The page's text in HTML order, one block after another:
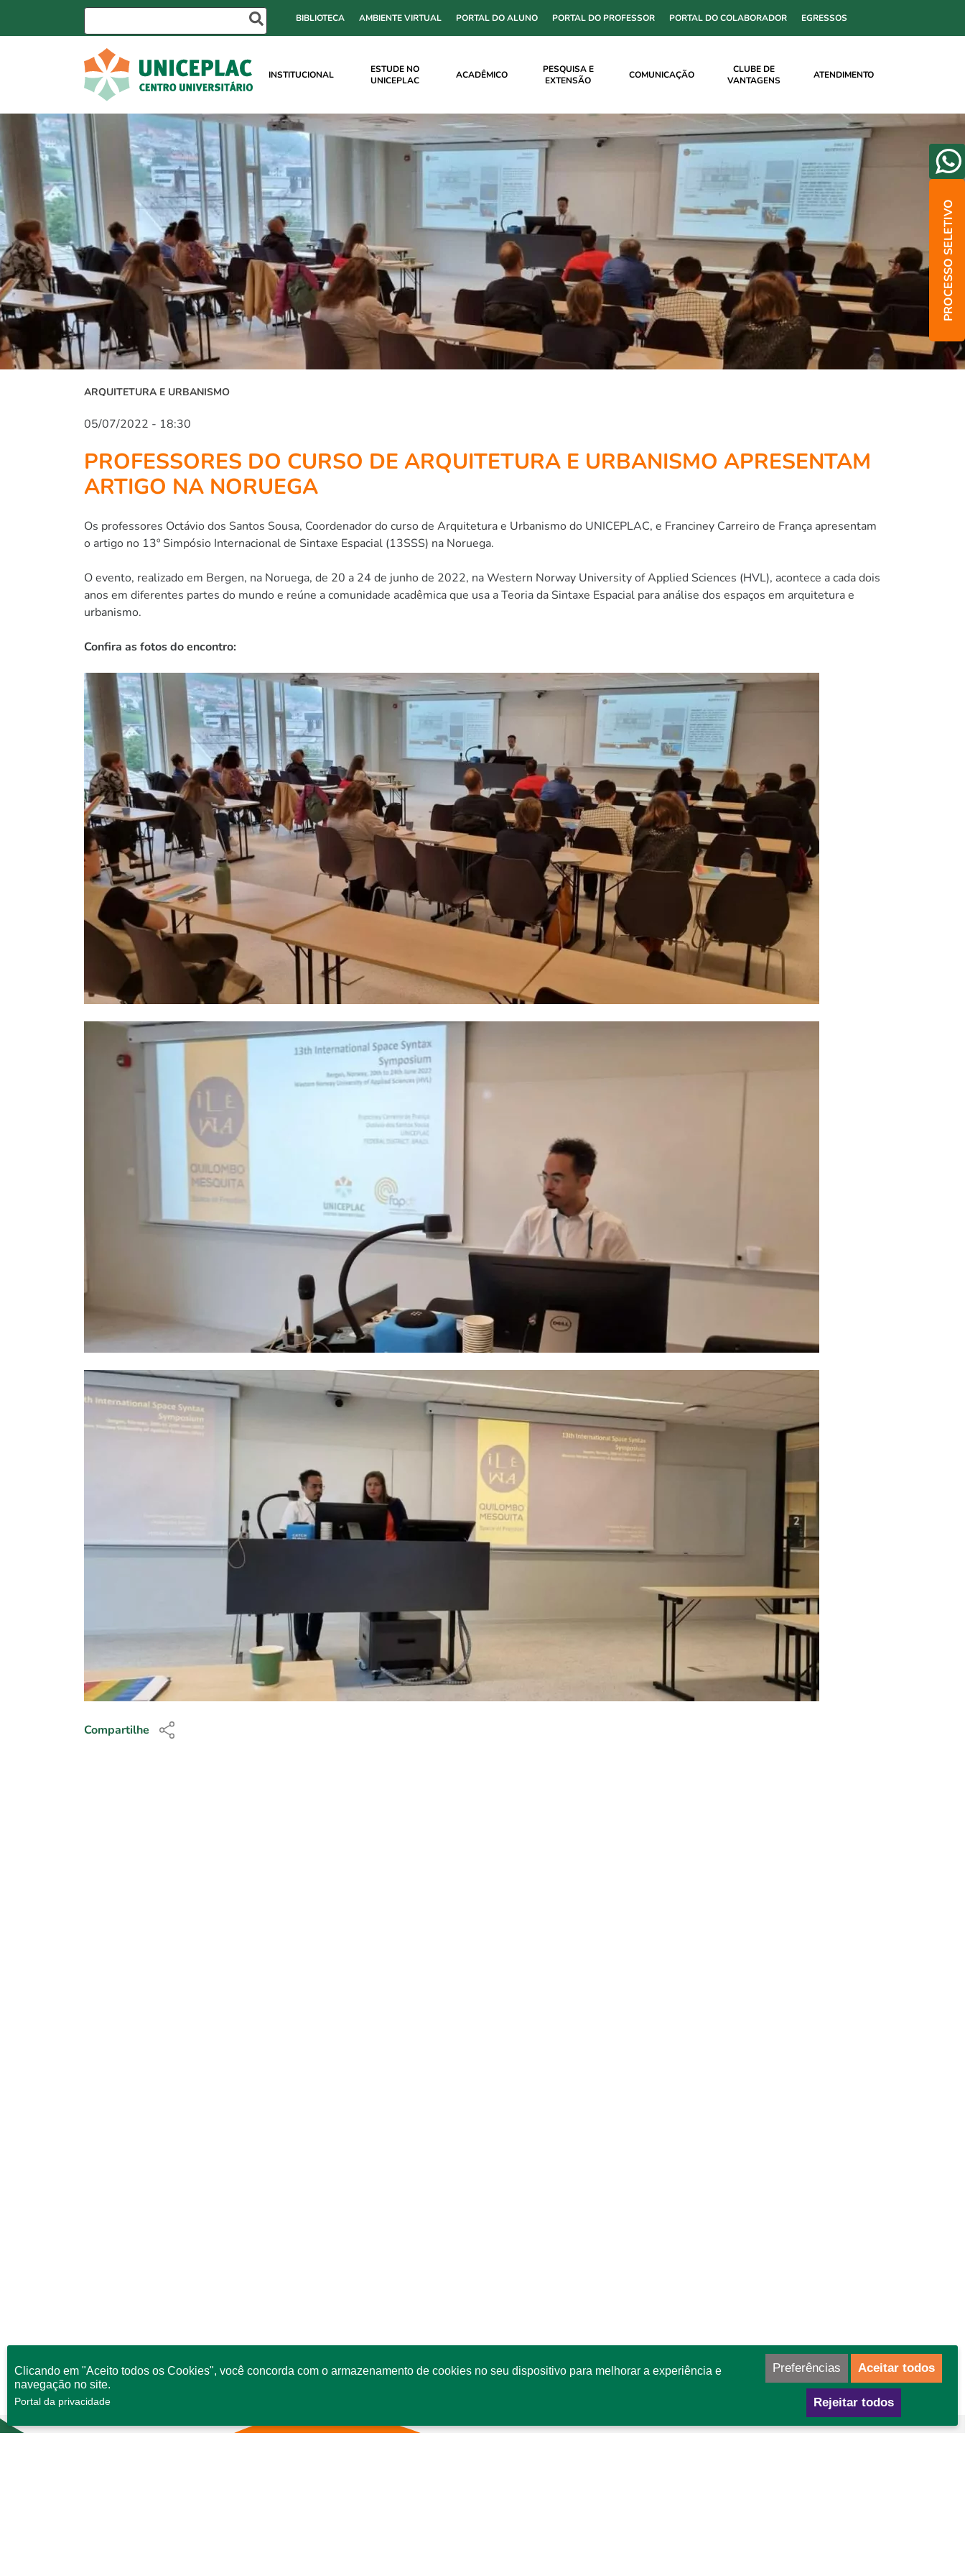
BIBLIOTECA AMBIENTE VIRTUAL PORTAL DO ALUNO PORTAL DO PROFESSOR PORTAL DO COLABORADOR EGRESSOS
INSTITUCIONAL
ESTUDE NO
UNICEPLAC
ACADÊMICO
PESQUISA E
EXTENSÃO
COMUNICAÇÃO
CLUBE DE
VANTAGENS
ATENDIMENTO
PROCESSO SELETIVO
ARQUITETURA E URBANISMO
05/07/2022 - 18:30
PROFESSORES DO CURSO DE ARQUITETURA E URBANISMO APRESENTAM
ARTIGO NA NORUEGA
Os professores Octávio dos Santos Sousa, Coordenador do curso de Arquitetura e Urbanismo do UNICEPLAC, e Franciney Carreiro de França apresentam
o artigo no 13º Simpósio Internacional de Sintaxe Espacial (13SSS) na Noruega.
O evento, realizado em Bergen, na Noruega, de 20 a 24 de junho de 2022, na Western Norway University of Applied Sciences (HVL), acontece a cada dois
anos em diferentes partes do mundo e reúne a comunidade acadêmica que usa a Teoria da Sintaxe Espacial para análise dos espaços em arquitetura e
urbanismo.
Confira as fotos do encontro:
Compartilhe
Clicando em "Aceito todos os Cookies", você concorda com o armazenamento de cookies no seu dispositivo para melhorar a experiência e
navegação no site.
Portal da privacidade
Preferências Aceitar todos
Rejeitar todos